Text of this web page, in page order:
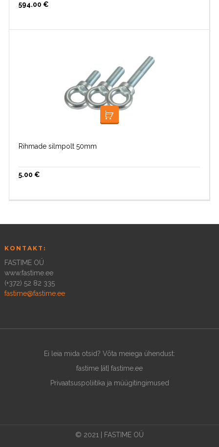
594.00 €
LISA KORVI
Rihmade silmpolt 50mm
5.00 €
KONTAKT:
FASTIME OÜ
www.fastime.ee
(+372) 52 82 335
fastime@fastime.ee
Ei leia mida otsid? Võta meiega ühendust:
fastime [ät] fastime.ee
Privaatsuspoliitika ja müügitingimused
© 2021 | FASTIME OÜ